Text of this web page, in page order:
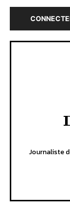
Journaliste